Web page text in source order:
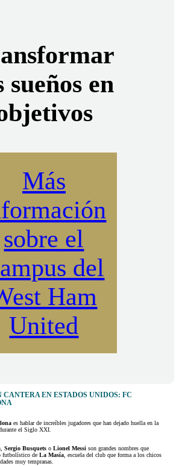
sueños en
Más
sobre el
del
Ham
United
CANTERA EN ESTADOS UNIDOS: FC
es hablar de increíbles jugadores que han dejado huella en la
el Siglo XXI.
, Sergio Busquets o Lionel Messi son grandes nombres que
futbolístico de La Masía, escuela del club que forma a los chicos
muy tempranas.